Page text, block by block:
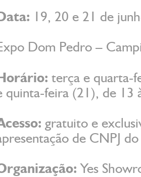
19, 20 e 21 de
Dom Pedro –
terça e quarta-
quinta-feira (21), de 13
gratuito e
de CNPJ
Yes